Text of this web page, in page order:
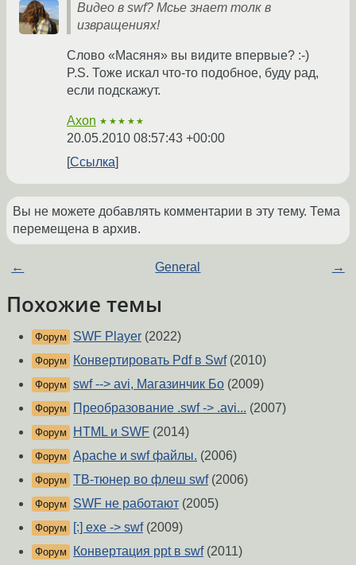
Видео в swf? Мсье знает толк в
извращениях!
Слово «Масяня» вы видите впервые? :-)
P.S. Тоже искал что-то подобное, буду рад,
если подскажут.
Axon ★★★★★
20.05.2010 08:57:43 +00:00
Ссылка
Вы не можете добавлять комментарии в эту тему. Тема
перемещена в архив.
← General →
Похожие темы
Форум SWF Player (2022)
Форум Конвертировать Pdf в Swf(2010)
Форум swf --> avi, Магазинчик Бо (2009)
Форум Преобразование .swf -> .avi... (2007)
Форум HTML и SWF (2014)
Форум Apache и swf файлы. (2006)
Форум ТВ-тюнер во флеш swf(2006)
Форум SWF не работают (2005)
Форум [:] exe -> swf(2009)
Форум Конвертация ppt в swf(2011)